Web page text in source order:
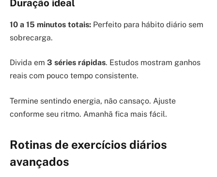
Duração ideal
10 a 15 minutos totais: Perfeito para hábito diário sem
sobrecarga.
Divida em 3 séries rápidas. Estudos mostram ganhos
reais com pouco tempo consistente.
Termine sentindo energia, não cansaço. Ajuste
conforme seu ritmo. Amanhã fica mais fácil.
Rotinas de exercícios diários
avançados